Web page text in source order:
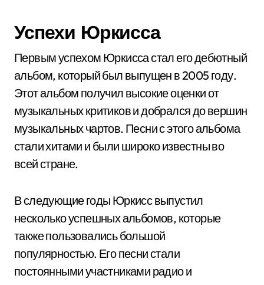
Успехи Юркисса
Первым успехом Юркисса стал его дебютный
альбом, который был выпущен в 2005 году.
Этот альбом получил высокие оценки от
музыкальных критиков и добрался до вершин
музыкальных чартов. Песни с этого альбома
стали хитами и были широко известны во
всей стране.
В следующие годы Юркисс выпустил
несколько успешных альбомов, которые
также пользовались большой
популярностью. Его песни стали
постоянными участниками радио и